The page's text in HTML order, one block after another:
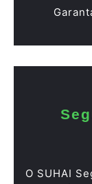
O SUHAI